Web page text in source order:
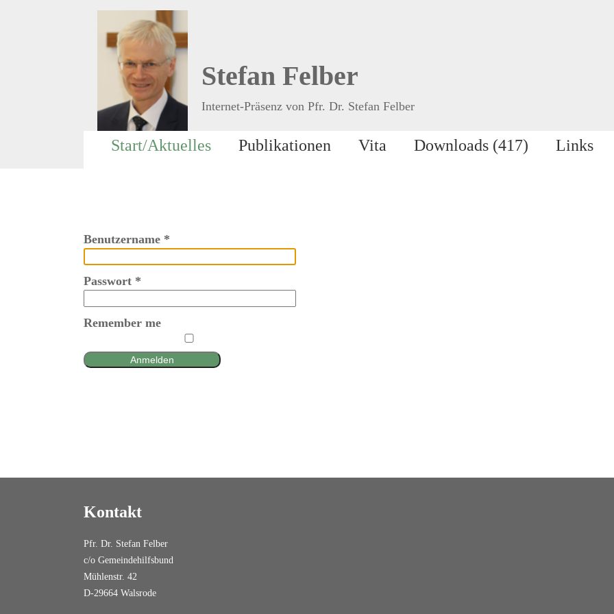
Stefan Felber
Internet-Präsenz von Pfr. Dr. Stefan Felber
Start/Aktuelles Publikationen Vita Downloads (417) Links
Benutzername *
Passwort *
Remember me
Anmelden
Kontakt
Pfr. Dr. Stefan Felber
c/o Gemeindehilfsbund
Mühlenstr. 42
D-29664 Walsrode